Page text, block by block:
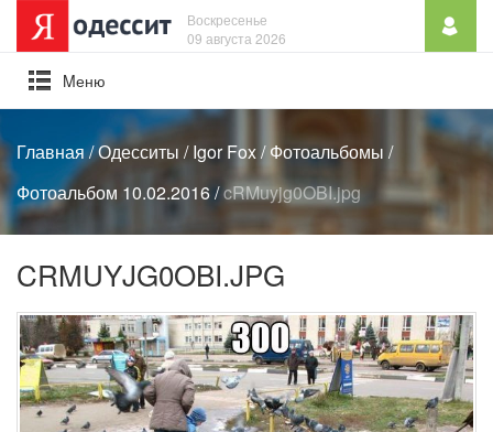
Воскресенье
09 августа 2026
Mеню
Главная/Одесситы /Igor Fox/Фотоальбомы /
Фотоальбом 10.02.2016/cRMuyjg0OBI.jpg
CRMUYJG0OBI.JPG